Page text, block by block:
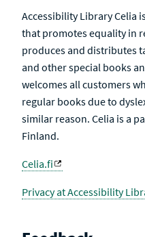
Accessibility Library Celia
that promotes equality in
produces and distributes
and other special books
welcomes all customers
regular books due to
similar reason. Celia is a
Finland.
Celia.fi
Privacy at Accessibility